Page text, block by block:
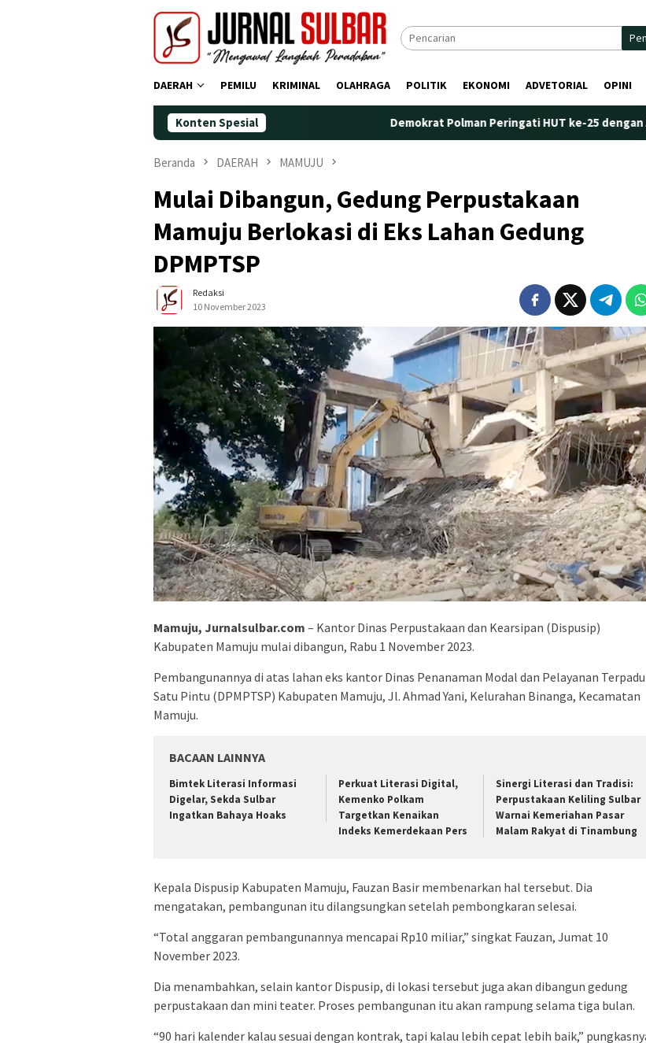
DAERAH PEMILU KRIMINAL OLAHRAGA POLITIK EKONOMI ADVETORIAL OPINI
Konten Spesial Demokrat Polman Peringati HUT ke-25 dengan Aksi Nyata
Beranda DAERAH MAMUJU
Mulai Dibangun, Gedung Perpustakaan
Mamuju Berlokasi di Eks Lahan Gedung
DPMPTSP
Redaksi
10 November 2023
Mamuju, Jurnalsulbar.com – Kantor Dinas Perpustakaan dan Kearsipan (Dispusip)
Kabupaten Mamuju mulai dibangun, Rabu 1 November 2023.
Pembangunannya di atas lahan eks kantor Dinas Penanaman Modal dan Pelayanan Terpadu
Satu Pintu (DPMPTSP) Kabupaten Mamuju, Jl. Ahmad Yani, Kelurahan Binanga, Kecamatan
Mamuju.
BACAAN LAINNYA
Bimtek Literasi Informasi
Digelar, Sekda Sulbar
Ingatkan Bahaya Hoaks
Perkuat Literasi Digital,
Kemenko Polkam
Targetkan Kenaikan
Indeks Kemerdekaan Pers
Sinergi Literasi dan Tradisi:
Perpustakaan Keliling Sulbar
Warnai Kemeriahan Pasar
Malam Rakyat di Tinambung
Kepala Dispusip Kabupaten Mamuju, Fauzan Basir membenarkan hal tersebut. Dia
mengatakan, pembangunan itu dilangsungkan setelah pembongkaran selesai.
“Total anggaran pembangunannya mencapai Rp10 miliar,” singkat Fauzan, Jumat 10
November 2023.
Dia menambahkan, selain kantor Dispusip, di lokasi tersebut juga akan dibangun gedung
perpustakaan dan mini teater. Proses pembangunan itu akan rampung selama tiga bulan.
“90 hari kalender kalau sesuai dengan kontrak, tapi kalau lebih cepat lebih baik,”